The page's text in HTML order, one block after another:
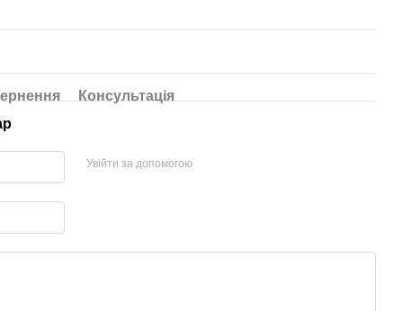
Консультація
Увійти за допомогою